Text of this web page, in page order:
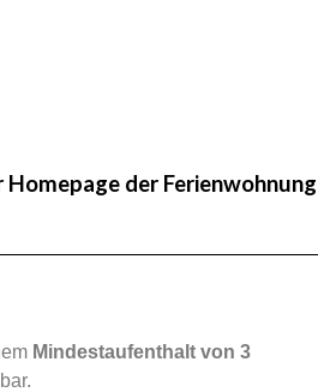
der
Mindestaufenthalt von 3